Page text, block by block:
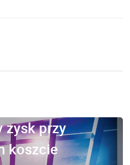
zysk przy
koszcie